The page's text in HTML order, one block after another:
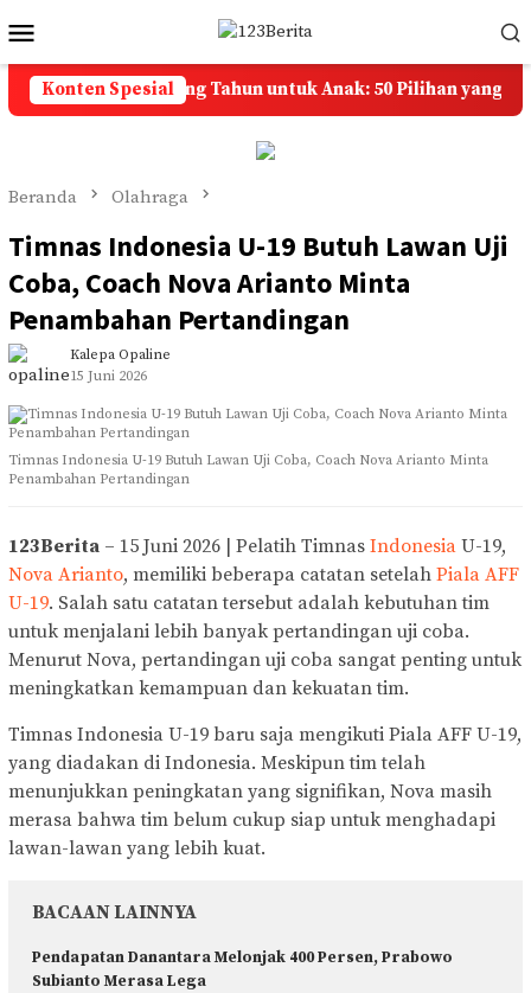
ke
kontenMobile
Konten Spesial
Selamat Ulang Tahun untuk Anak: 50 Pilihan yang Penuh
Beranda Olahraga
Timnas Indonesia U-19 Butuh Lawan Uji
Coba, Coach Nova Arianto Minta
Penambahan Pertandingan
Kalepa Opaline
15 Juni 2026
Timnas Indonesia U-19 Butuh Lawan Uji Coba, Coach Nova Arianto Minta
Penambahan Pertandingan
123Berita – 15 Juni 2026 | Pelatih Timnas Indonesia U-19,
Nova Arianto, memiliki beberapa catatan setelah Piala AFF
U-19. Salah satu catatan tersebut adalah kebutuhan tim
untuk menjalani lebih banyak pertandingan uji coba.
Menurut Nova, pertandingan uji coba sangat penting untuk
meningkatkan kemampuan dan kekuatan tim.
Timnas Indonesia U-19 baru saja mengikuti Piala AFF U-19,
yang diadakan di Indonesia. Meskipun tim telah
menunjukkan peningkatan yang signifikan, Nova masih
merasa bahwa tim belum cukup siap untuk menghadapi
lawan-lawan yang lebih kuat.
BACAAN LAINNYA
Pendapatan Danantara Melonjak 400 Persen, Prabowo
Subianto Merasa Lega